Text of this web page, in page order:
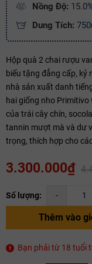
Nồng Độ:
Dung Tích:
Hộp quà 2 chai rượu
biếu tặng đẳng cấp, kỷ
nhà sản xuất danh
hai giống nho
của trái cây chín,
tannin mượt mà và dư
trọng, thích hợp cho
3.300.000₫
Số lượng: -
Thêm vào
Bạn phải từ 18 tuổi